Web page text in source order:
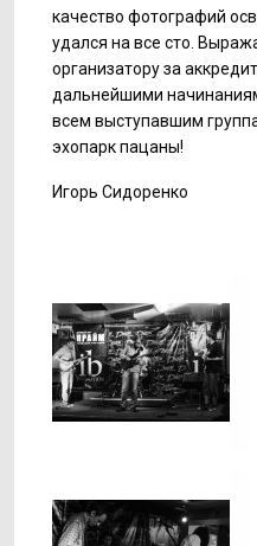
качество фотографий
удался на все сто.
организатору за
дальнейшими
всем выступавшим
эхопарк пацаны!
Игорь Сидоренко